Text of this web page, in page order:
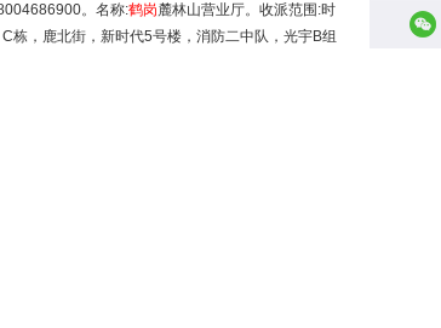
。名称:鹤岗麓林山营业厅。收派范围:时
栋，鹿北街，新时代5号楼，消防二中队，光宇B组